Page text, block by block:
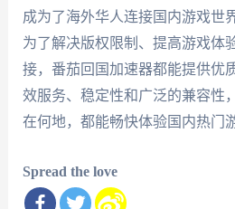
成为了海外华人连接国内游戏世
为了解决版权限制、提高游戏体
接，番茄回国加速器都能提供优
效服务、稳定性和广泛的兼容性
在何地，都能畅快体验国内热门
Spread the love